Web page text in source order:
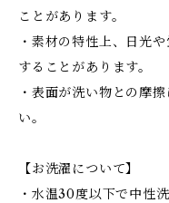
ことがあります。
・素材の特性上、日光
することがあります。
・表面が洗い物との摩
い。
【お洗濯について】
・水温30度以下で中性